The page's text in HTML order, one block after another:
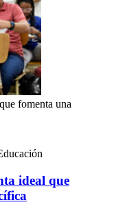
fomenta una
ideal que